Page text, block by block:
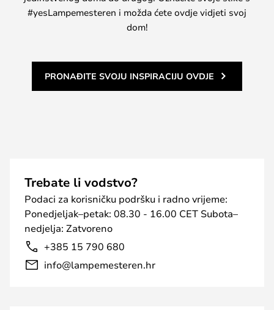
#yesLampemesteren i možda ćete ovdje vidjeti svoj
dom!
PRONAĐITE SVOJU INSPIRACIJU OVDJE
Trebate li vodstvo?
Podaci za korisničku podršku i radno vrijeme:
Ponedjeljak–petak: 08.30 - 16.00 CET Subota–
nedjelja: Zatvoreno
+385 15 790 680
info@lampemesteren.hr